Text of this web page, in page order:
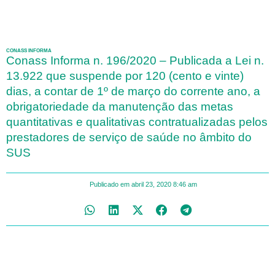
CONASS INFORMA
Conass Informa n. 196/2020 – Publicada a Lei n.
13.922 que suspende por 120 (cento e vinte)
dias, a contar de 1º de março do corrente ano, a
obrigatoriedade da manutenção das metas
quantitativas e qualitativas contratualizadas pelos
prestadores de serviço de saúde no âmbito do
SUS
Publicado em abril 23, 2020 8:46 am